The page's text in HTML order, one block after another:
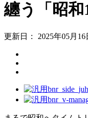
纏う「昭
更新日： 2025年05月